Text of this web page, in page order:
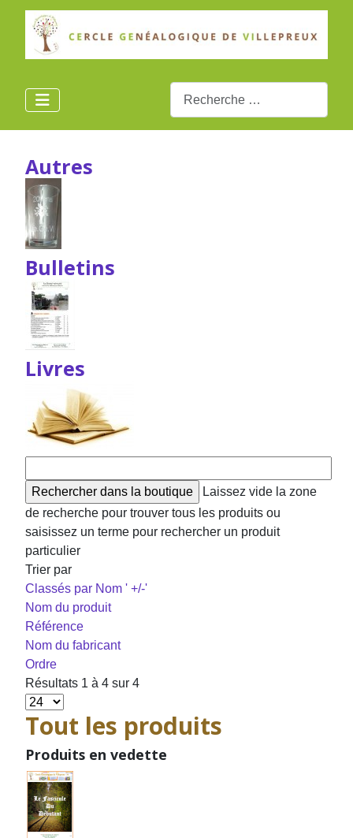
Autres
Bulletins
Livres
Laissez vide la zone
de recherche pour trouver tous les produits ou
saisissez un terme pour rechercher un produit
particulier
Trier par
Classés par Nom ' +/-'
Nom du produit
Référence
Nom du fabricant
Ordre
Résultats 1 à 4 sur 4
Tout les produits
Produits en vedette